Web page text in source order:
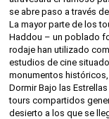
se abre paso a través
La mayor parte de los
Haddou – un poblado
rodaje han utilizado
estudios de cine
monumentos históricos,
Dormir Bajo las
tours compartidos
desierto a los que se